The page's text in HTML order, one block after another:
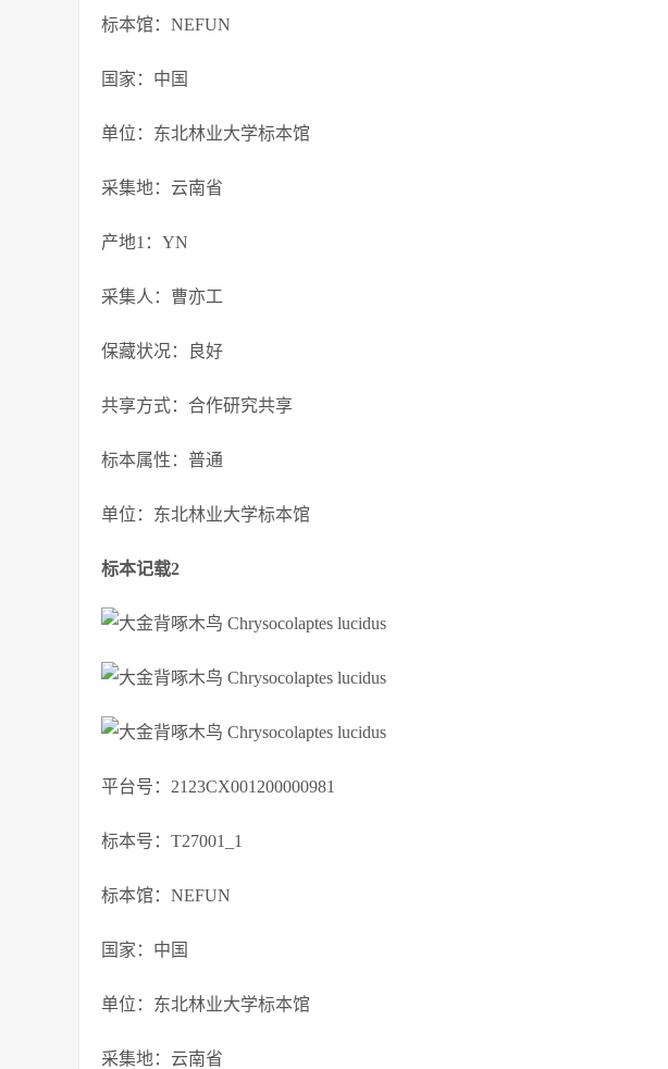
标本馆：NEFUN
国家：中国
单位：东北林业大学标本馆
采集地：云南省
产地1：YN
采集人：曹亦工
保藏状况：良好
共享方式：合作研究共享
标本属性：普通
单位：东北林业大学标本馆
标本记载2
平台号：2123CX001200000981
标本号：T27001_1
标本馆：NEFUN
国家：中国
单位：东北林业大学标本馆
采集地：云南省